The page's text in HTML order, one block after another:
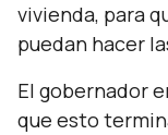
vivienda, para
puedan hacer
El gobernador
que esto